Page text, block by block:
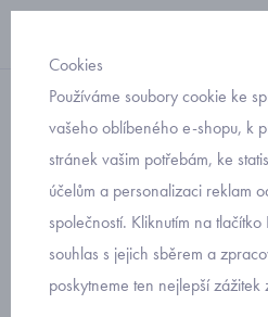
teplé
kojenecké
manšestrové
bavlnou
Cookies
Používáme soubory cookie ke
vašeho oblíbeného e-shopu, k
stránek vašim potřebám, ke
účelům a personalizaci reklam
společností. Kliknutím na tlačítko
souhlas s jejich sběrem a
poskytneme ten nejlepší zážitek